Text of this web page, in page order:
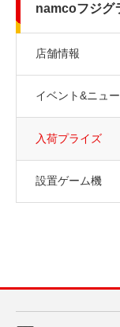
namcoフジグ
店舗情報
イベント&ニュ
入荷プライズ
設置ゲーム機